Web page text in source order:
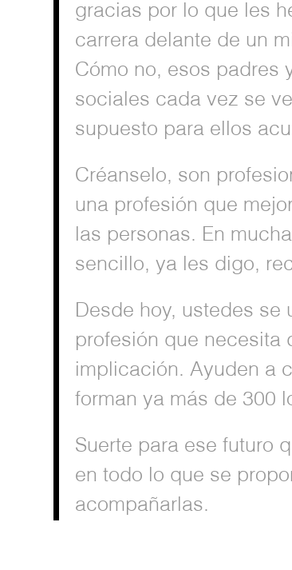
gracias por lo que les
carrera delante de un
Cómo no, esos padres
sociales cada vez se
supuesto para ellos
Créanselo, son
una profesión que
las personas. En
sencillo, ya les digo,
Desde hoy, ustedes se
profesión que necesita
implicación. Ayuden a
forman ya más de 300
Suerte para ese futuro
en todo lo que se
acompañarlas.